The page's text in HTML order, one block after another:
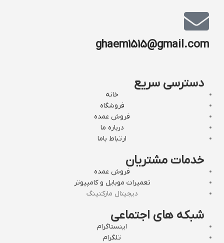
ghaem1515@gmail.com
دسترسی سریع
خانه
فروشگاه
فروش عمده
درباره ما
ارتباط باما
خدمات مشتریان
فروش عمده
تعمیرات موبایل و کامپیوتر
دیجیتال مارکتینگ
شبکه های اجتماعی
اینستاگرام
تلگرام